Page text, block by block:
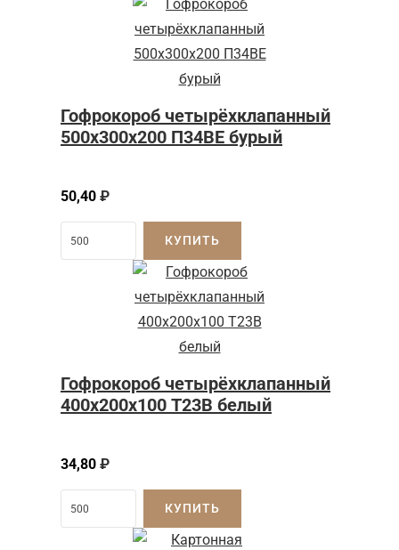
Гофрокороб четырёхклапанный
500x300x200 П34BE бурый
50,40 ₽
КУПИТЬ
Гофрокороб четырёхклапанный
400х200х100 Т23В белый
34,80 ₽
КУПИТЬ